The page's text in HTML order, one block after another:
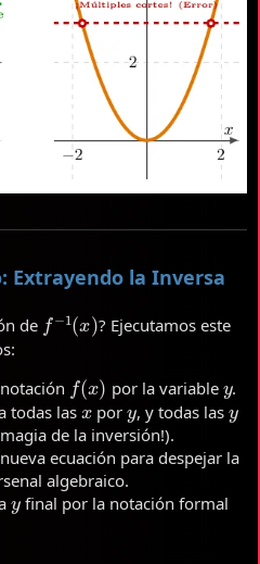
Extrayendo la Inversa
de − 1 (x ) ? Ejecutamos este
(x por la variable
.
todas las x pory, y todas lasy
de la inversión!).
ecuación para despejar la
algebraico.
yfinal por la notación formal